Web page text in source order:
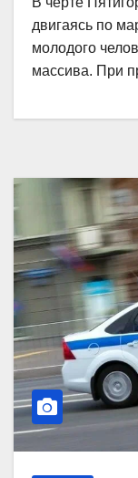
двигаясь по
молодого
массива. При